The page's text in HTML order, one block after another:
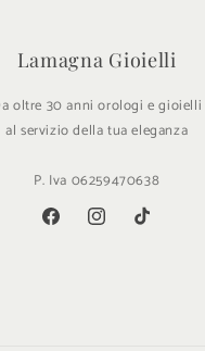
Lamagna Gioielli
oltre 30 anni orologi e gioielli
al servizio della tua eleganza
P. Iva 06259470638
FacebookInstagramTikTok